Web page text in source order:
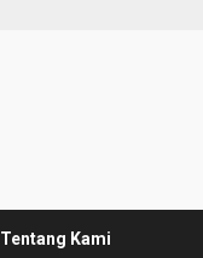
Tentang Kami